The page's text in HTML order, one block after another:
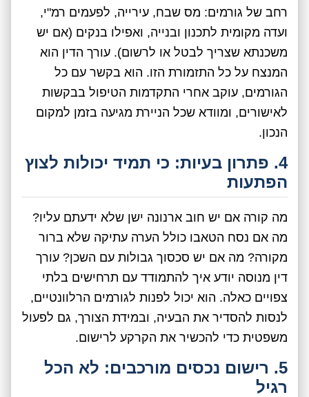
רחב של גורמים: מס שבח, עירייה, לפעמים רמ"י,
ועדה מקומית לתכנון ובנייה, ואפילו בנקים (אם יש
משכנתא שצריך לבטל או לרשום). עורך הדין הוא
המנצח על כל התזמורת הזו. הוא בקשר עם כל
הגורמים, עוקב אחרי התקדמות הטיפול בבקשות
לאישורים, ומוודא שכל הניירת מגיעה בזמן למקום
הנכון.
4. פתרון בעיות: כי תמיד יכולות לצוץ
הפתעות
מה קורה אם יש חוב ארנונה ישן שלא ידעתם עליו?
מה אם נסח הטאבו כולל הערה עתיקה שלא ברור
מקורה? מה אם יש סכסוך גבולות עם השכן? עורך
דין מנוסה יודע איך להתמודד עם תרחישים בלתי
צפויים כאלה. הוא יכול לפנות לגורמים הרלוונטיים,
לנסות להסדיר את הבעיה, ובמידת הצורך, גם לפעול
משפטית כדי להכשיר את הקרקע לרישום.
5. רישום נכסים מורכבים: לא הכל
רגיל